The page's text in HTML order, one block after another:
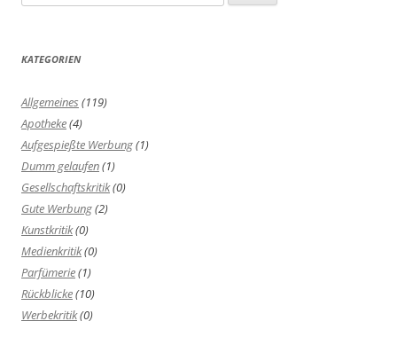
nach:
KATEGORIEN
Allgemeines (119)
Apotheke(4)
Aufgespießte Werbung(1)
Dumm gelaufen(1)
Gesellschaftskritik(0)
Gute Werbung(2)
Kunstkritik(0)
Medienkritik(0)
Parfümerie(1)
Rückblicke(10)
Werbekritik(0)